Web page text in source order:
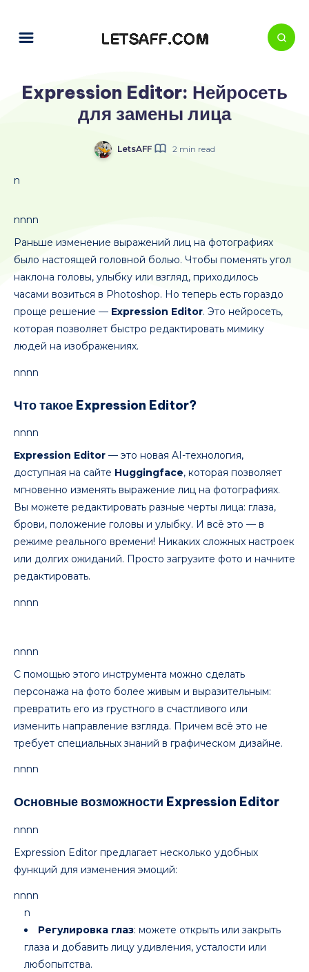
Expression Editor: Нейросеть
для замены лица
LetsAFF 2 min read
n
nnnn
Раньше изменение выражений лиц на фотографиях
было настоящей головной болью. Чтобы поменять угол
наклона головы, улыбку или взгляд, приходилось
часами возиться в Photoshop. Но теперь есть гораздо
проще решение — Expression Editor. Это нейросеть,
которая позволяет быстро редактировать мимику
людей на изображениях.
nnnn
Что такое Expression Editor?
nnnn
Expression Editor — это новая AI-технология,
доступная на сайте Huggingface, которая позволяет
мгновенно изменять выражение лиц на фотографиях.
Вы можете редактировать разные черты лица: глаза,
брови, положение головы и улыбку. И всё это — в
режиме реального времени! Никаких сложных настроек
или долгих ожиданий. Просто загрузите фото и начните
редактировать.
nnnn
nnnn
С помощью этого инструмента можно сделать
персонажа на фото более живым и выразительным:
превратить его из грустного в счастливого или
изменить направление взгляда. Причем всё это не
требует специальных знаний в графическом дизайне.
nnnn
Основные возможности Expression Editor
nnnn
Expression Editor предлагает несколько удобных
функций для изменения эмоций:
nnnn
n
Регулировка глаз: можете открыть или закрыть
глаза и добавить лицу удивления, усталости или
любопытства.